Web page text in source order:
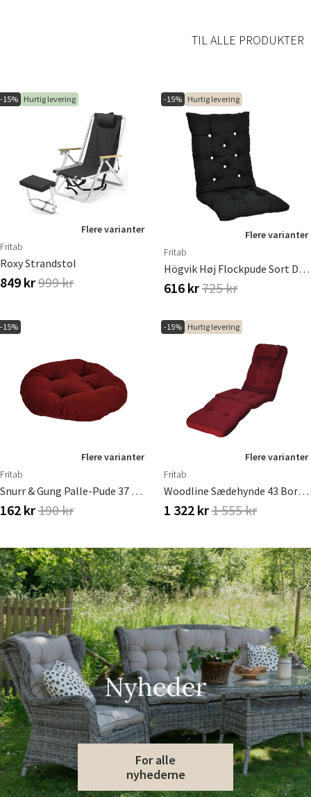
TIL ALLE PRODUKTER
-15% Hurtig levering
Flere varianter
Fritab
Roxy Strandstol
849 kr999 kr
-15% Hurtig levering
Flere varianter
Fritab
Högvik Høj Flockpude Sort Dralon
616 kr725 kr
-15%
Flere varianter
Fritab
Snurr & Gung Palle-Pude 37 Cm Bordeaux
162 kr190 kr
-15% Hurtig levering
Flere varianter
Fritab
Woodline Sædehynde 43 Bordeaux
1 322 kr1 555 kr
For alle
nyhederne